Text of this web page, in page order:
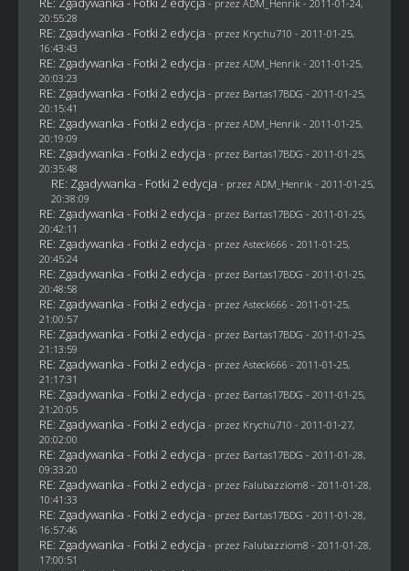
- przez ADM_Henrik - 2011-01-24,
20:55:28
RE: Zgadywanka - Fotki 2 edycja - przez Krychu710 - 2011-01-25,
16:43:43
RE: Zgadywanka - Fotki 2 edycja - przez ADM_Henrik - 2011-01-25,
20:03:23
RE: Zgadywanka - Fotki 2 edycja - przez Bartas17BDG - 2011-01-25,
20:15:41
RE: Zgadywanka - Fotki 2 edycja - przez ADM_Henrik - 2011-01-25,
20:19:09
RE: Zgadywanka - Fotki 2 edycja - przez Bartas17BDG - 2011-01-25,
20:35:48
RE: Zgadywanka - Fotki 2 edycja - przez ADM_Henrik - 2011-01-25,
20:38:09
RE: Zgadywanka - Fotki 2 edycja - przez Bartas17BDG - 2011-01-25,
20:42:11
RE: Zgadywanka - Fotki 2 edycja - przez Asteck666 - 2011-01-25,
20:45:24
RE: Zgadywanka - Fotki 2 edycja - przez Bartas17BDG - 2011-01-25,
20:48:58
RE: Zgadywanka - Fotki 2 edycja - przez Asteck666 - 2011-01-25,
21:00:57
RE: Zgadywanka - Fotki 2 edycja - przez Bartas17BDG - 2011-01-25,
21:13:59
RE: Zgadywanka - Fotki 2 edycja - przez Asteck666 - 2011-01-25,
21:17:31
RE: Zgadywanka - Fotki 2 edycja - przez Bartas17BDG - 2011-01-25,
21:20:05
RE: Zgadywanka - Fotki 2 edycja - przez Krychu710 - 2011-01-27,
20:02:00
RE: Zgadywanka - Fotki 2 edycja - przez Bartas17BDG - 2011-01-28,
09:33:20
RE: Zgadywanka - Fotki 2 edycja - przez Falubazziom8 - 2011-01-28,
10:41:33
RE: Zgadywanka - Fotki 2 edycja - przez Bartas17BDG - 2011-01-28,
16:57:46
RE: Zgadywanka - Fotki 2 edycja - przez Falubazziom8 - 2011-01-28,
17:00:51